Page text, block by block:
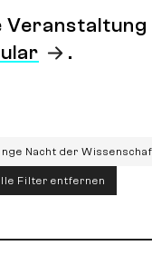
.
Nacht der
Filter entfernen